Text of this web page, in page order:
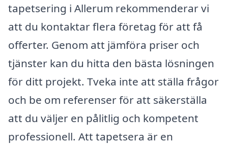
tapetsering i Allerum rekommenderar vi
att du kontaktar flera företag för att få
offerter. Genom att jämföra priser och
tjänster kan du hitta den bästa lösningen
för ditt projekt. Tveka inte att ställa frågor
och be om referenser för att säkerställa
att du väljer en pålitlig och kompetent
professionell. Att tapetsera är en